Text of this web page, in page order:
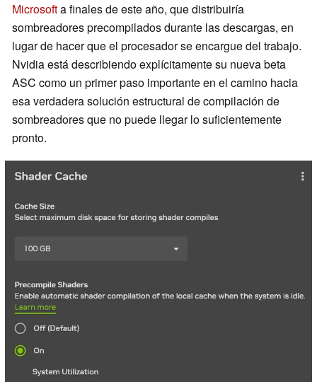
Microsofta finales de este año, que distribuiría
sombreadores precompilados durante las descargas, en
lugar de hacer que el procesador se encargue del trabajo.
Nvidia está describiendo explícitamente su nueva beta
ASC como un primer paso importante en el camino hacia
esa verdadera solución estructural de compilación de
sombreadores que no puede llegar lo suficientemente
pronto.